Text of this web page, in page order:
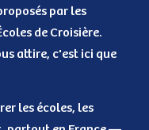
par les
de Croisière.
attire, c'est ici que
les écoles, les